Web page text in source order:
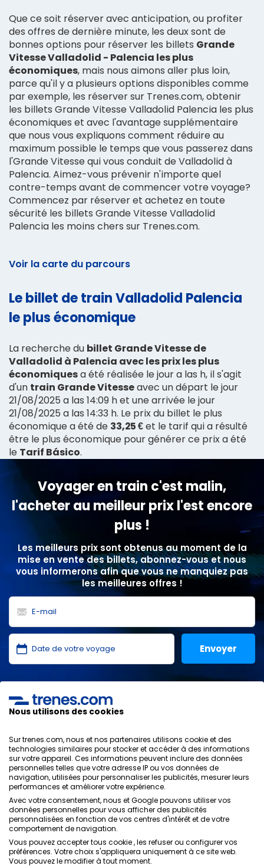
Que ce soit réserver avec anticipation, ou profiter
des offres de dernière minute, les deux sont de
bonnes options pour réserver les billets Grande
Vitesse Valladolid - Palencia les plus
économiques, mais nous aimons aller plus loin,
parce qu'il y a plusieurs options disponibles comme
par exemple, les réserver sur Trenes.com, obtenir
les billets Grande Vitesse Valladolid Palencia les plus
économiques et avec l'avantage supplémentaire
que nous vous expliquons comment réduire au
maximum possible le temps que vous passerez dans
l'Grande Vitesse qui vous conduit de Valladolid à
Palencia. Aimez-vous prévenir n'importe quel
contre-temps avant de commencer votre voyage?
Commencez par réserver et achetez en toute
sécurité les billets Grande Vitesse Valladolid
Palencia les moins chers sur Trenes.com.
Voir la carte du parcours
Le billet de train Valladolid Palencia
le plus économique
La recherche du billet Grande Vitesse de
Valladolid à Palencia avec les prix les plus
économiquesa été réalisée le jour a las h, il s'agit
d'un train Grande Vitesseavec un départ le jour
21/08/2025 a las 14:09 h et une arrivée le jour
21/08/2025 a las 14:33 h. Le prix du billet le plus
économique a été de 33,25 €et le tarif qui a résulté
être le plus économique pour générer ce prix a été
le Tarif Básico.
Voyager en train c'est malin,
l'acheter au meilleur prix l'est encore
plus !
Les meilleurs prix sont obtenus au moment de la
mise en vente des billets, abonnez-vous et nous
vous informerons afin que vous ne manquiez pas
les meilleures offres !
protection des données
ONLINE TRAVEL SOLUTIONS.
Politique de confidentialité
Conditions générales
Politique de sécurité
Contacts
Nous utilisons des cookies
Sur trenes.com, nous et nos partenaires utilisons cookie et des
technologies similaires pour stocker et accéder à des informations
sur votre appareil. Ces informations peuvent inclure des données
personnelles telles que votre adresse IP ou vos données de
navigation, utilisées pour personnaliser les publicités, mesurer leurs
performances et améliorer votre expérience.
Avec votre consentement, nous et Google pouvons utiliser vos
données personnelles pour vous afficher des publicités
personnalisées en fonction de vos centres d'intérêt et de votre
comportement de navigation.
Vous pouvez accepter tous cookie , les refuser ou configurer vos
préférences. Votre choix s'appliquera uniquement à ce site web.
Vous pouvez le modifier à tout moment.